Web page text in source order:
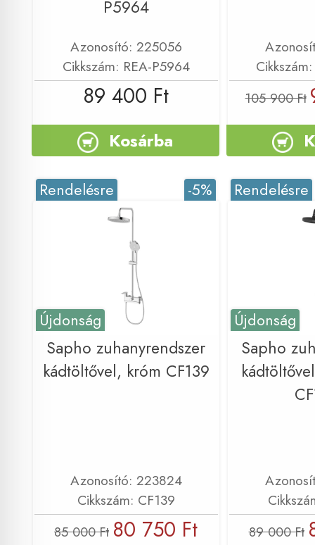
P5964
Azonosító: 225056
Cikkszám: REA-P5964
89 400 Ft
Kosárba
105 900 Ft
Újdonság
-5%
Rendelésre
Sapho zuhanyrendszer
kádtöltővel, króm CF139
Azonosító: 223824
Cikkszám: CF139
85 000 Ft 80 750 Ft
Újdonság
Rendelésre
Sapho
89 000 Ft